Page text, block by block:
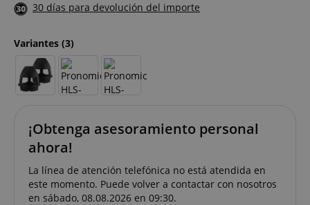
30 días para devolución del importe
Variantes (3)
¡Obtenga asesoramiento personal
ahora!
La línea de atención telefónica no está atendida en
este momento. Puede volver a contactar con nosotros
en sábado, 08.08.2026 en 09:30.